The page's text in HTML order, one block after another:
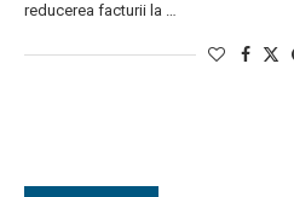
reducerea facturii la …